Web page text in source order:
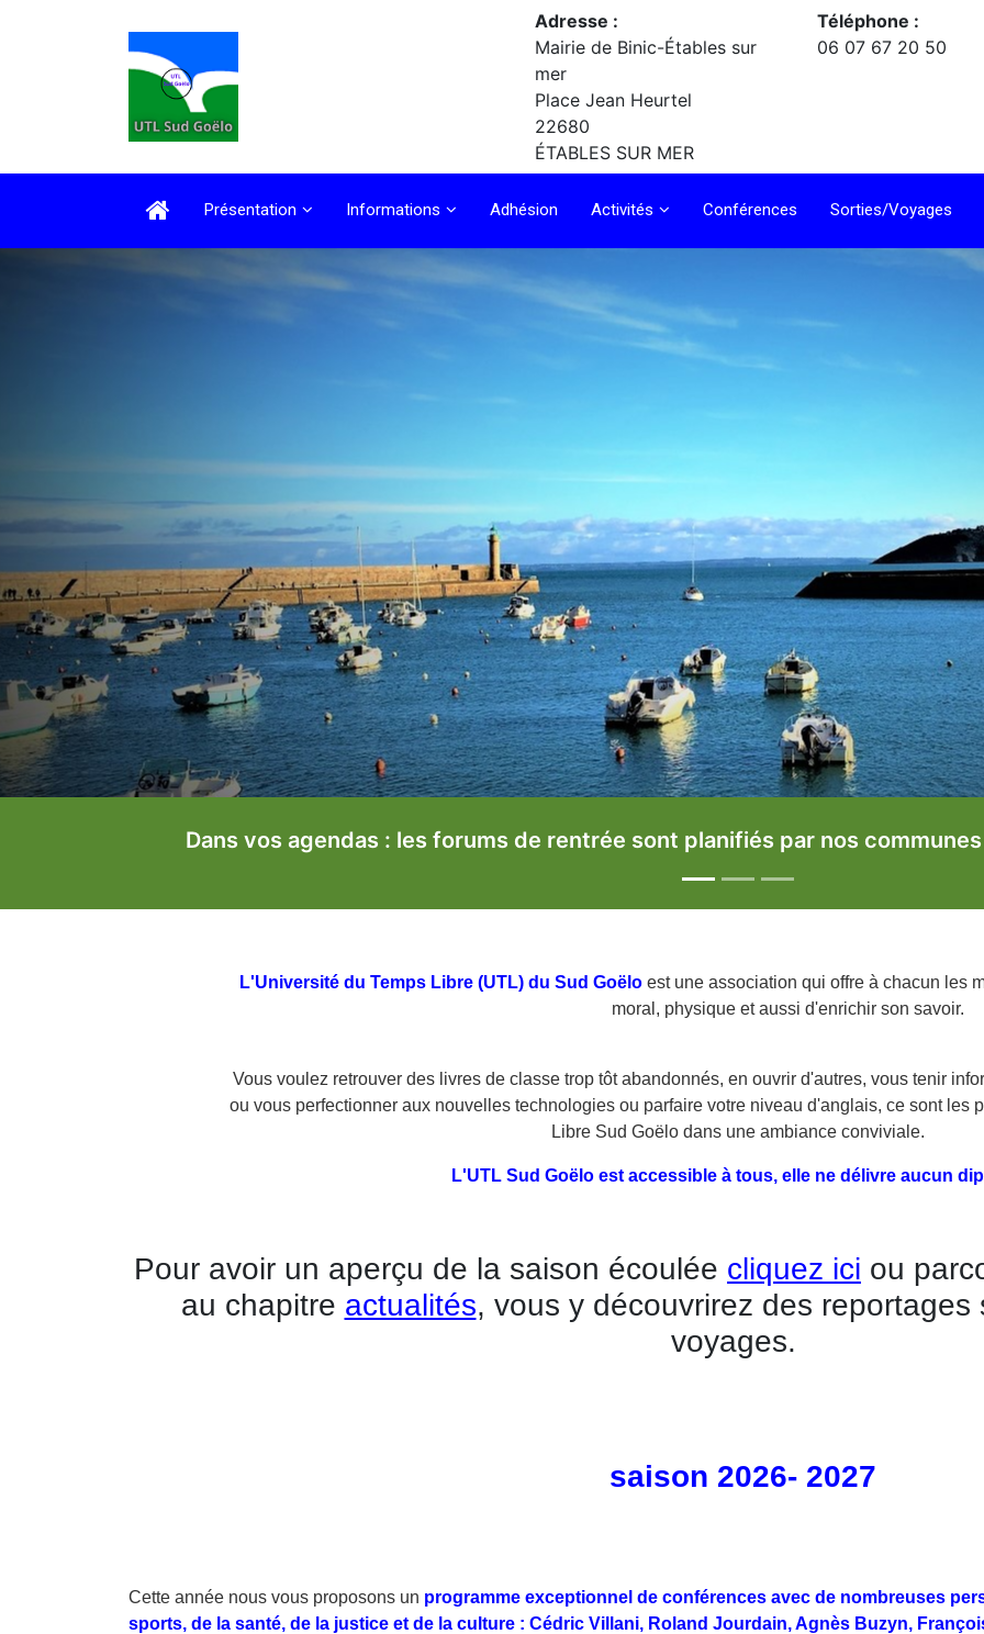
Adresse :
Mairie de Binic-Étables sur
mer
Place Jean Heurtel
22680
ÉTABLES SUR MER
Téléphone :
06 07 67 20 50
Présentation Informations Adhésion Activités Conférences Sorties/Voyages
Assemblée Générale, le 15 Septembre 2026 à Binic-Etables-sur-Mer, Salle des Loisirs
L'Université du Temps Libre (UTL) du Sud Goëloest une association qui offre à chacun les
moral, physique et aussi d'enrichir son savoir.
Vous voulez retrouver des livres de classe trop tôt abandonnés, en ouvrir d'autres, vous tenir
ou vous perfectionner aux nouvelles technologies ou parfaire votre niveau d'anglais, ce sont les
Libre Sud Goëlo dans une ambiance conviviale.
L'UTL Sud Goëlo est accessible à tous, elle ne délivre aucun
Pour avoir un aperçu de la saison écoulée cliquez ici ou
au chapitre actualités, vous y découvrirez des
voyages.
saison 2026- 2027
Cette année nous vous proposons un programme exceptionnel de conférences avec de nombreuses
sports, de la santé, de la justice et de la culture : Cédric Villani, Roland Jourdain, Agnès Buzyn,